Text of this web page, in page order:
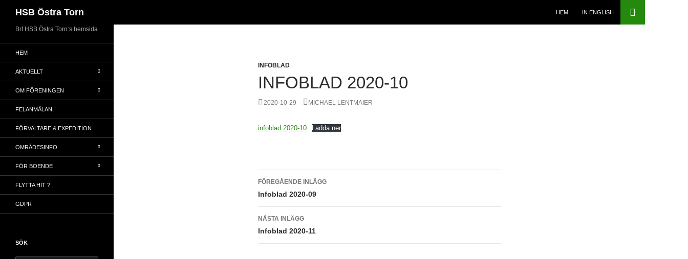
HSB Östra Torn
HEM
IN ENGLISH
INFOBLAD
INFOBLAD 2020-10
2020-10-29 MICHAEL LENTMAIER
infoblad 2020-10 Ladda ner
Inläggsnavigering
FÖREGÅENDE INLÄGG
Infoblad 2020-09
NÄSTA INLÄGG
Infoblad 2020-11
Brf HSB Östra Torn:s hemsida
HEM
AKTUELLT
OM FÖRENINGEN
FELANMÄLAN
FÖRVALTARE & EXPEDITION
OMRÅDESINFO
FÖR BOENDE
FLYTTA HIT ?
GDPR
SÖK